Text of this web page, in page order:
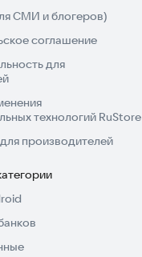
СМИ и блогеров)
соглашение
для
технологий RuStore
производителей